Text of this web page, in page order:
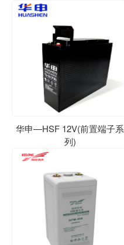
华申—HSF 12V(前置端子系
列)